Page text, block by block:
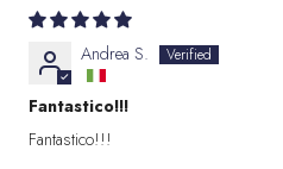
Andrea S.
Fantastico!!!
Fantastico!!!